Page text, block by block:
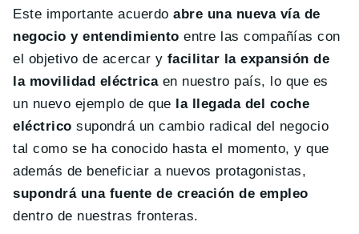
Este importante acuerdoabre una nueva vía de
negocio y entendimiento entre las compañías con
el objetivo de acercar y facilitar la expansión de
la movilidad eléctricaen nuestro país, lo que es
un nuevo ejemplo de que la llegada del coche
eléctrico supondrá un cambio radical del negocio
tal como se ha conocido hasta el momento, y que
además de beneficiar a nuevos protagonistas,
supondrá una fuente de creación de empleo
dentro de nuestras fronteras.